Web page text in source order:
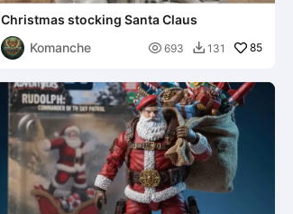
Christmas stocking Santa Claus
Komanche
 693  131 85